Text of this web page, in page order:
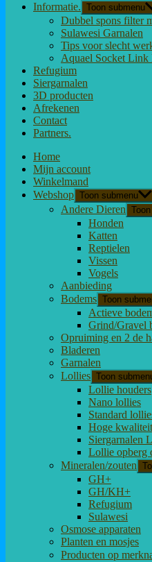
Informatie. Toon submenu
Dubbel spons filter
Sulawesi Garnalen
Tips voor slecht
Aquael Socket Link
Refugium
Siergarnalen
3D producten
Afrekenen
Contact
Partners.
Home
Mijn account
Winkelmand
Webshop Toon submenu
Andere Dieren
Honden
Katten
Reptielen
Vissen
Vogels
Aanbieding
Bodems Toon
Actieve
Grind/Gravel
Opruiming en 2 de
Bladeren
Garnalen
Lollies Toon
Lollie houders
Nano lollies
Standard
Hoge
Siergarnalen
Lollie opberg
Mineralen/zouten
GH+
GH/KH+
Refugium
Sulawesi
Osmose apparaten
Planten en mosjes
Producten op